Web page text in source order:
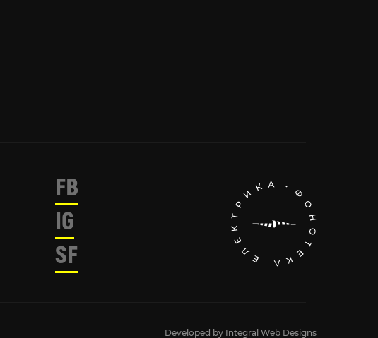
FB
IG
SF
Developed by Integral Web Designs